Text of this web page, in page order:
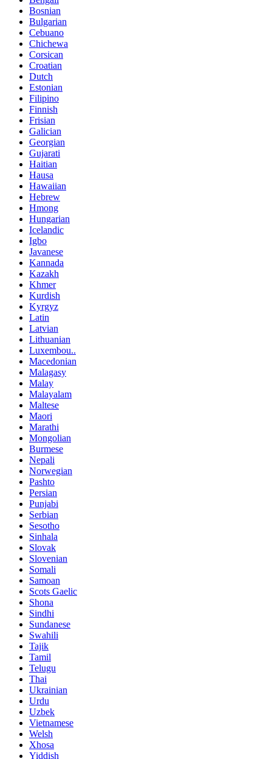
Bosnian
Bulgarian
Cebuano
Chichewa
Corsican
Croatian
Dutch
Estonian
Filipino
Finnish
Frisian
Galician
Georgian
Gujarati
Haitian
Hausa
Hawaiian
Hebrew
Hmong
Hungarian
Icelandic
Igbo
Javanese
Kannada
Kazakh
Khmer
Kurdish
Kyrgyz
Latin
Latvian
Lithuanian
Luxembou..
Macedonian
Malagasy
Malay
Malayalam
Maltese
Maori
Marathi
Mongolian
Burmese
Nepali
Norwegian
Pashto
Persian
Punjabi
Serbian
Sesotho
Sinhala
Slovak
Slovenian
Somali
Samoan
Scots Gaelic
Shona
Sindhi
Sundanese
Swahili
Tajik
Tamil
Telugu
Thai
Ukrainian
Urdu
Uzbek
Vietnamese
Welsh
Xhosa
Yiddish